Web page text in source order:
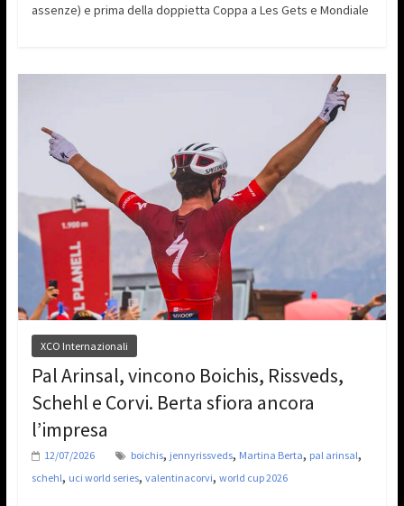
assenze) e prima della doppietta Coppa a Les Gets e Mondiale
XCO Internazionali
Pal Arinsal, vincono Boichis, Rissveds,
Schehl e Corvi. Berta sfiora ancora
l’impresa
12/07/2026 boichis, jennyrissveds, Martina Berta, pal arinsal,
schehl, uci world series, valentinacorvi, world cup 2026